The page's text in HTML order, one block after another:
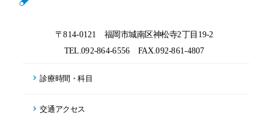
〒814-0121 福岡市城南区神松寺2丁目19-2
TEL.092-864-6556 FAX.092-861-4807
診療時間・科目
交通アクセス